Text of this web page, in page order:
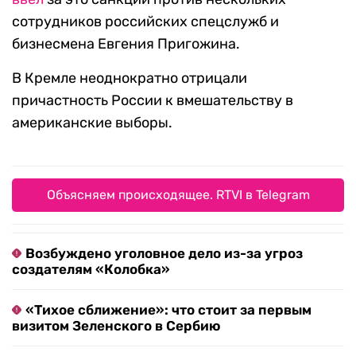
сотрудников российских спецслужб и
бизнесмена Евгения Пригожина.
В Кремле неоднократно отрицали
причастность России к вмешательству в
американские выборы.
Объясняем происходящее. RTVI в Telegram
Возбуждено уголовное дело из-за угроз
создателям «Колобка»
«Тихое сближение»: что стоит за первым
визитом Зеленского в Сербию